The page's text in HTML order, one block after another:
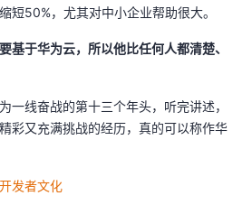
短50%，尤其对中小企业帮助很大。
基于华为云，所以他比任何人都清楚、
一线奋战的第十三个年头，听完讲述，
彩又充满挑战的经历，真的可以称作华
发者文化